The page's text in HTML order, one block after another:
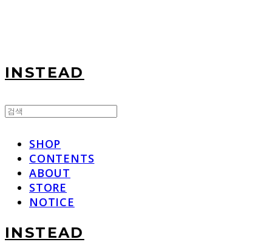
INSTEAD
SHOP
CONTENTS
ABOUT
STORE
NOTICE
INSTEAD